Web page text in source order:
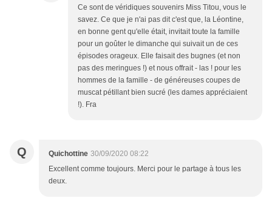
Ce sont de véridiques souvenirs Miss Titou, vous le
savez. Ce que je n'ai pas dit c'est que, la Léontine,
en bonne gent qu'elle était, invitait toute la famille
pour un goûter le dimanche qui suivait un de ces
épisodes orageux. Elle faisait des bugnes (et non
pas des meringues !) et nous offrait - las ! pour les
hommes de la famille - de généreuses coupes de
muscat pétillant bien sucré (les dames appréciaient
!). Fra
Q Quichottine 30/09/2020 08:22
Excellent comme toujours. Merci pour le partage à tous les
deux.